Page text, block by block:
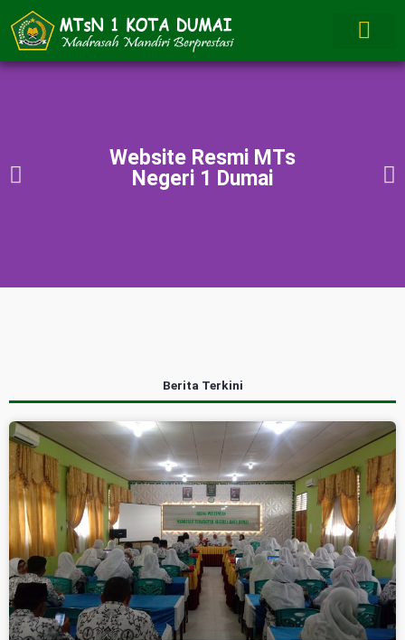
Website Resmi MTs
Negeri 1 Dumai
Berita Terkini
Page Page Page Page Page Page Page